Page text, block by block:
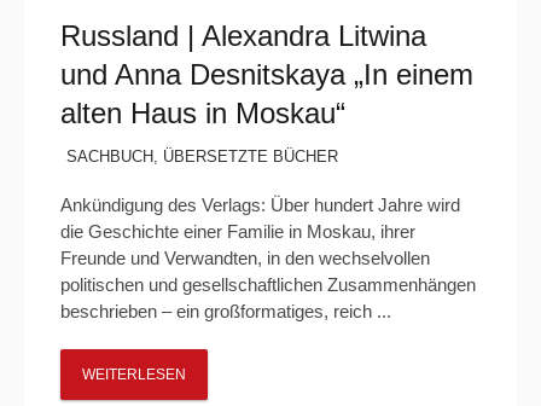
Russland | Alexandra Litwina
und Anna Desnitskaya „In einem
alten Haus in Moskau“
SACHBUCH , ÜBERSETZTE BÜCHER
Ankündigung des Verlags: Über hundert Jahre wird
die Geschichte einer Familie in Moskau, ihrer
Freunde und Verwandten, in den wechselvollen
politischen und gesellschaftlichen Zusammenhängen
beschrieben – ein großformatiges, reich ...
WEITERLESEN